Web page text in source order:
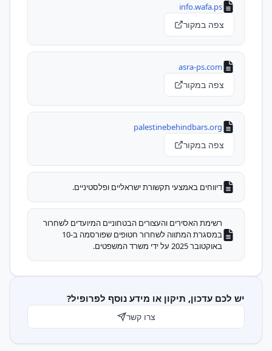
info.wafa.ps
צפה במקור
asra-ps.com
צפה במקור
palestinebehindbars.org
צפה במקור
דיווחים באמצעי תקשורת ישראליים ופלסטיניים.
רשימת האסירים והעצורים הבטחוניים המיועדים לשחרור
במסגרת המתווה לשחרור חטופים שפורסמה ב-10
באוקטובר 2025 על ידי משרד המשפטים.
יש לכם עדכון, תיקון או מידע נוסף לפרופיל?
צרו קשר